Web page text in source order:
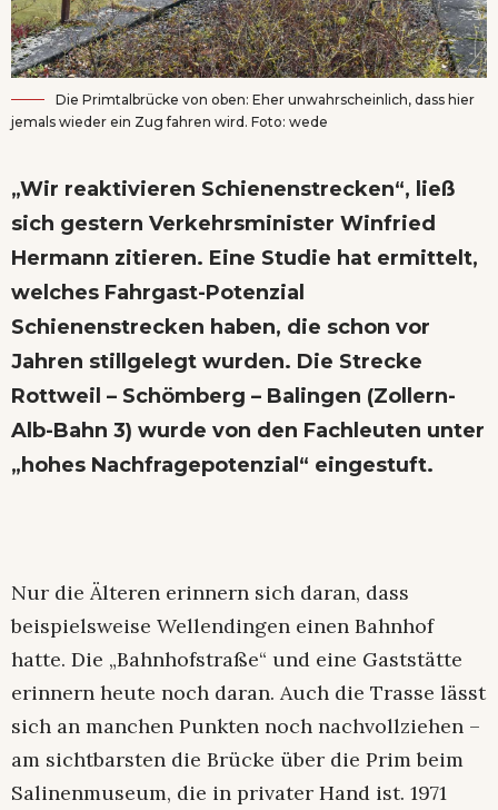
Die Primtalbrücke von oben: Eher unwahrscheinlich, dass hier
jemals wieder ein Zug fahren wird. Foto: wede
„Wir reaktivieren Schienenstrecken“, ließ
sich gestern Verkehrsminister Winfried
Hermann zitieren. Eine Studie hat ermittelt,
welches Fahrgast-Potenzial
Schienenstrecken haben, die schon vor
Jahren stillgelegt wurden. Die Strecke
Rottweil – Schömberg – Balingen (Zollern-
Alb-Bahn 3) wurde von den Fachleuten unter
„hohes Nachfragepotenzial“ eingestuft.
Nur die Älteren erinnern sich daran, dass
beispielsweise Wellendingen einen Bahnhof
hatte. Die „Bahnhofstraße“ und eine Gaststätte
erinnern heute noch daran. Auch die Trasse lässt
sich an manchen Punkten noch nachvollziehen –
am sichtbarsten die Brücke über die Prim beim
Salinenmuseum, die in privater Hand ist. 1971